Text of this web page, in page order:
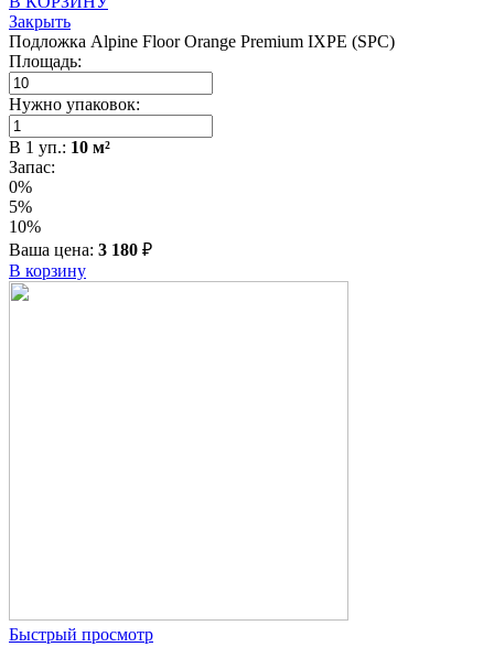
Закрыть
Подложка Alpine Floor Orange Premium IXPE (SPC)
Площадь:
Нужно упаковок:
В 1 уп.: 10 м²
Запас:
0%
5%
10%
Ваша цена: 3 180 ₽
В корзину
Быстрый просмотр